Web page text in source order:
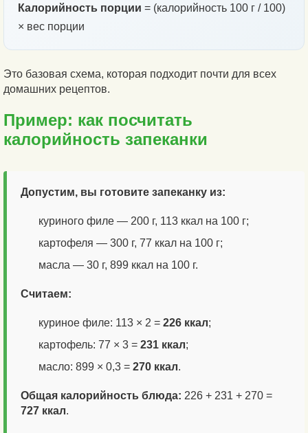
Калорийность порции = (калорийность 100 г / 100)
× вес порции
Это базовая схема, которая подходит почти для всех
домашних рецептов.
Пример: как посчитать
калорийность запеканки
Допустим, вы готовите запеканку из:
куриного филе — 200 г, 113 ккал на 100 г;
картофеля — 300 г, 77 ккал на 100 г;
масла — 30 г, 899 ккал на 100 г.
Считаем:
куриное филе: 113 × 2 = 226 ккал;
картофель: 77 × 3 = 231 ккал;
масло: 899 × 0,3 = 270 ккал.
Общая калорийность блюда: 226 + 231 + 270 =
727 ккал.